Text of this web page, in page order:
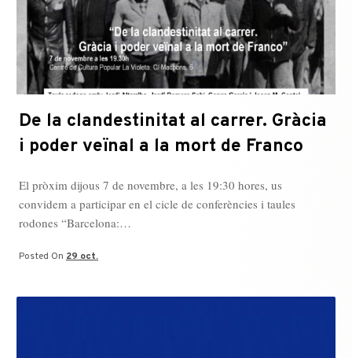
De la clandestinitat al carrer. Gràcia
i poder veïnal a la mort de Franco
El pròxim dijous 7 de novembre, a les 19:30 hores, us
convidem a participar en el cicle de conferències i taules
rodones “Barcelona:…
Posted On 29 oct.